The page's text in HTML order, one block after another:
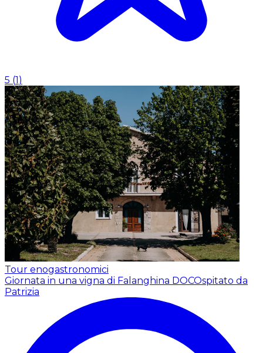
5 (1)
Tour enogastronomici
Giornata in una vigna di Falanghina DOCOspitato da
Patrizia